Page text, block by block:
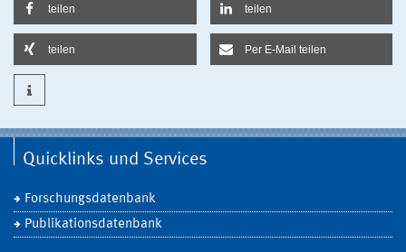
teilen teilen
teilen Per E-Mail teilen
Quicklinks und Services
Forschungsdatenbank
Publikationsdatenbank